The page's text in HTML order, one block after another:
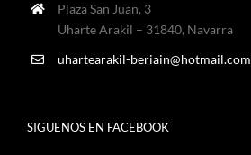
Plaza San Juan, 3
Uharte Arakil – 31840, Navarra
uhartearakil-beriain@hotmail.com
SIGUENOS EN FACEBOOK